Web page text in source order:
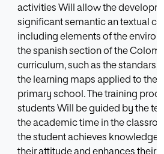
activities Will allow the
significant semantic an textual
including elements of the
the spanish section of the
curriculum, such as the standars,
the learning maps applied to the
primary school. The training
students Will be guided by the
the academic time in the
the student achieves knowledge,
their attitude and enhances their